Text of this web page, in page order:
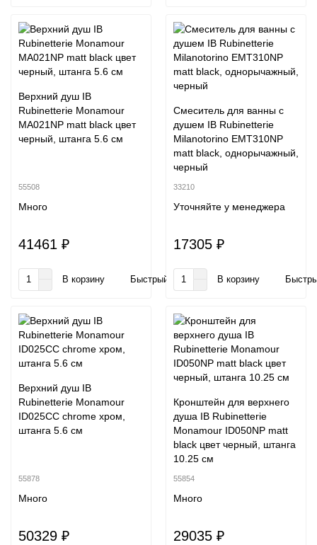
Верхний душ IB
Rubinetterie Monamour
MA021NP matt black цвет
черный, штанга 5.6 см
55508
Много
41461 ₽
В корзину Быстрый заказ
Смеситель для ванны с
душем IB Rubinetterie
Milanotorino EMT310NP
matt black, однорычажный,
черный
33210
Уточняйте у менеджера
17305 ₽
В корзину
Верхний душ IB
Rubinetterie Monamour
ID025CC chrome хром,
штанга 5.6 см
55878
Много
50329 ₽
Кронштейн для верхнего
душа IB Rubinetterie
Monamour ID050NP matt
black цвет черный, штанга
10.25 см
55854
Много
29035 ₽